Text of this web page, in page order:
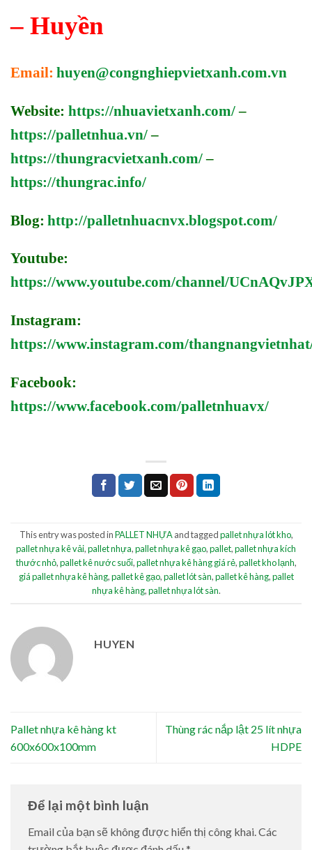
– Huyền
Email: huyen@congnghiepvietxanh.com.vn
Website: https://nhuavietxanh.com/–
https://palletnhua.vn/–
https://thungracvietxanh.com/–
https://thungrac.info/
Blog: http://palletnhuacnvx.blogspot.com/
Youtube:
https://www.youtube.com/channel/
Instagram:
https://www.instagram.com/
Facebook:
https://www.facebook.com/palletnhuavx/
This entry was posted inPALLET NHỰAand taggedpallet nhựa lót kho,
pallet nhựa kê vải,pallet nhựa,pallet nhựa kê gạo,pallet,pallet nhựa kích
thước nhỏ,pallet kê nước suối,pallet nhựa kê hàng giá rẻ,pallet kho lạnh,
giá pallet nhựa kê hàng,pallet kê gạo,pallet lót sàn,pallet kê hàng,pallet
nhựa kê hàng,pallet nhựa lót sàn.
HUYEN
Pallet nhựa kê hàng kt
600x600x100mm
Thùng rác nắp lật 25 lít nhựa
HDPE
Để lại một bình luận
Email của bạn sẽ không được hiển thị công khai.Các